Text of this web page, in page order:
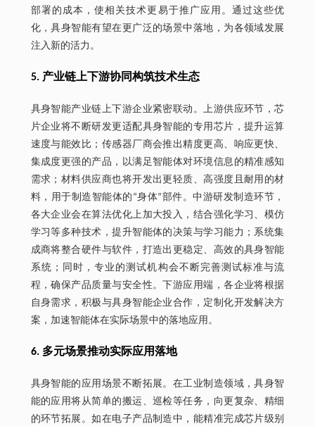
部署的成本，使相关技术更易于推广应用。通过这些优
化，具身智能有望在更广泛的场景中落地，为各领域发展
注入新的活力。
5. 产业链上下游协同构筑技术生态
具身智能产业链上下游企业紧密联动。上游供应环节，芯
片企业将不断研发更适配具身智能的专用芯片，提升运算
速度与能效比；传感器厂商会推出精度更高、响应更快、
集成度更强的产品，以满足智能体对环境信息的精准感知
需求；材料供应商也将开发出更轻质、高强度且耐用的材
料，用于制造智能体的“身体”部件。中游研发制造环节，
各大企业会在算法优化上加大投入，结合强化学习、模仿
学习等多种技术，提升智能体的决策与学习能力；系统集
成商将整合硬件与软件，打造出更稳定、高效的具身智能
系统；同时，专业的测试机构会不断完善测试标准与流
程，确保产品质量与安全性。下游应用端，各企业将根据
自身需求，积极与具身智能企业合作，定制化开发解决方
案，加速智能体在实际场景中的落地应用。
6. 多元场景推动实际应用落地
具身智能的应用场景不断拓展。在工业制造领域，具身智
能的应用将从简单的搬运、巡检等任务，向更复杂、精细
的环节拓展。如在电子产品制造中，能精准完成芯片级别